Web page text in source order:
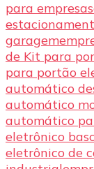
para empresas
garagem
de Kit para
para portão
automático
automático
automático
eletrônico
eletrônico de